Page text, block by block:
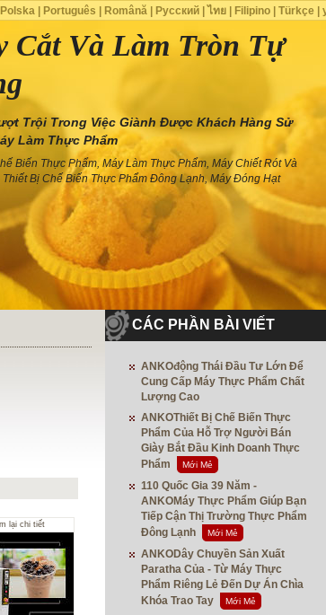
Cắt Và Làm Tròn Tự
Trội Trong Việc Giành Được Khách Hàng Sử
Làm Thực Phẩm
Biến Thực Phẩm, Máy Làm Thực Phẩm, Máy Chiết Rót Và
Thiết Bị Chế Biến Thực Phẩm Đông Lạnh, Máy Đóng Hạt
lại chi tiết
CÁC PHẦN BÀI VIẾT
ANKOđộng Thái Đầu Tư Lớn Để
Cung Cấp Máy Thực Phẩm Chất
Lượng Cao
ANKOThiết Bị Chế Biến Thực
Phẩm Của Hỗ Trợ Người Bán
Giày Bắt Đầu Kinh Doanh Thực
Phẩm
Mới Mẻ
110 Quốc Gia 39 Năm -
ANKOMáy Thực Phẩm Giúp Bạn
Tiếp Cận Thị Trường Thực Phẩm
Đông Lạnh
Mới Mẻ
ANKODây Chuyền Sản Xuất
Paratha Của - Từ Máy Thực
Phẩm Riêng Lẻ Đến Dự Án Chìa
Khóa Trao Tay
Mới Mẻ
Polska| Português Română| Русский| ไทย| Filipino| Türkçe